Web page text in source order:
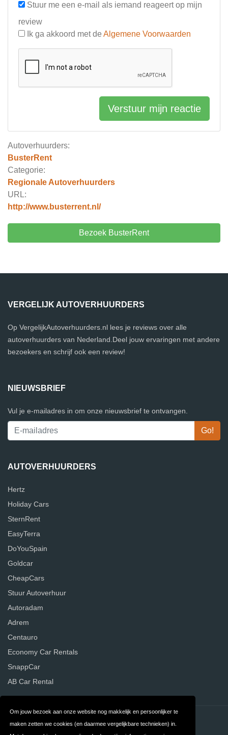
Om jouw bezoek aan onze website nog makkelijk en persoonlijker te
maken zetten we cookies (en daarmee vergelijkbare technieken) in.
Autoverhuurders:
BusterRent
Categorie:
Regionale Autoverhuurders
URL:
http://www.busterrent.nl/
Bezoek BusterRent
Stuur me een e-mail als iemand reageert op mijn
review
Ik ga akkoord met de Algemene Voorwaarden
Verstuur mijn reactie
VERGELIJK AUTOVERHUURDERS
Op VergelijkAutoverhuurders.nl lees je reviews over alle
autoverhuurders van Nederland.Deel jouw ervaringen met andere
bezoekers en schrijf ook een review!
NIEUWSBRIEF
Vul je e-mailadres in om onze nieuwsbrief te ontvangen.
AUTOVERHUURDERS
Hertz
Holiday Cars
SternRent
EasyTerra
DoYouSpain
Goldcar
CheapCars
Stuur Autoverhuur
Autoradam
Adrem
Centauro
Economy Car Rentals
SnappCar
AB Car Rental
Contact Privacy